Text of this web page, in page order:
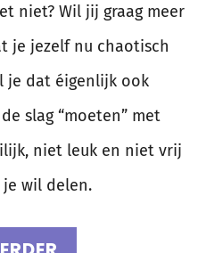
niet? Wil jij graag meer
je jezelf nu chaotisch
je dat éigenlijk ook
slag “moeten” met
niet leuk en niet vrij
wil delen.